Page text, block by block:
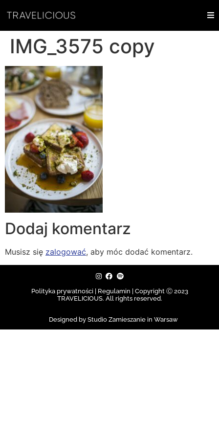
IMG_3575 copy
Dodaj komentarz
Musisz się zalogować, aby móc dodać komentarz.
Polityka prywatności | Regulamin | Copyright Ⓒ 2023
TRAVELICIOUS. All rights reserved.
Designed by Studio Zamieszanie in Warsaw